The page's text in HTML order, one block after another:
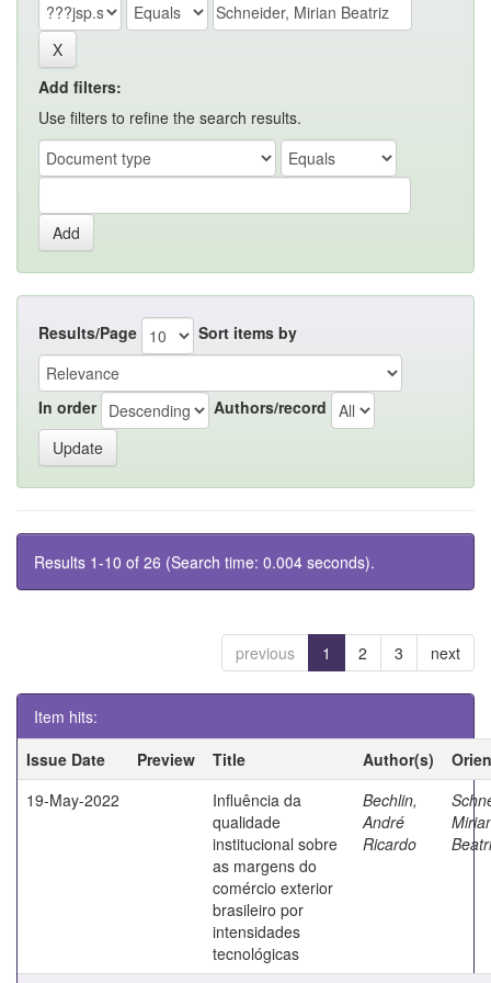
Add filters:
Use filters to refine the search results.
Results/Page Sort items by
In order Authors/record
Results 1-10 of 26 (Search time: 0.004 seconds).
previous 1 2 3 next
Item hits:
Issue Date
Preview Title Author(s)
19-May-2022
Influência da
qualidade
institucional sobre
as margens do
comércio exterior
brasileiro por
intensidades
tecnológicas
Bechlin,
André
Ricardo